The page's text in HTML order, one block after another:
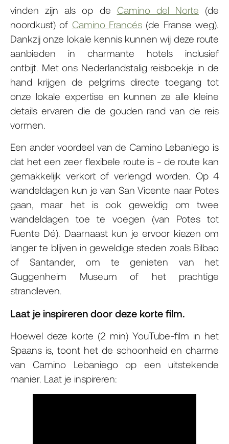
vinden zijn als op de Camino del Norte (de
noordkust) of Camino Francés (de Franse weg).
Dankzij onze lokale kennis kunnen wij deze route
aanbieden in charmante hotels inclusief
ontbijt. Met ons Nederlandstalig reisboekje in de
hand krijgen de pelgrims directe toegang tot
onze lokale expertise en kunnen ze alle kleine
details ervaren die de gouden rand van de reis
vormen.
Een ander voordeel van de Camino Lebaniego is
dat het een zeer flexibele route is - de route kan
gemakkelijk verkort of verlengd worden. Op 4
wandeldagen kun je van San Vicente naar Potes
gaan, maar het is ook geweldig om twee
wandeldagen toe te voegen (van Potes tot
Fuente Dé). Daarnaast kun je ervoor kiezen om
langer te blijven in geweldige steden zoals Bilbao
of Santander, om te genieten van het
Guggenheim Museum of het prachtige
strandleven.
Laat je inspireren door deze korte film.
Hoewel deze korte (2 min) YouTube-film in het
Spaans is, toont het de schoonheid en charme
van Camino Lebaniego op een uitstekende
manier. Laat je inspireren: